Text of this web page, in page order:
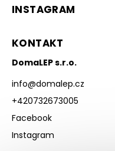
INSTAGRAM
KONTAKT
DomaLEP s.r.o.
info@domalep.cz
+420732673005
Facebook
Instagram